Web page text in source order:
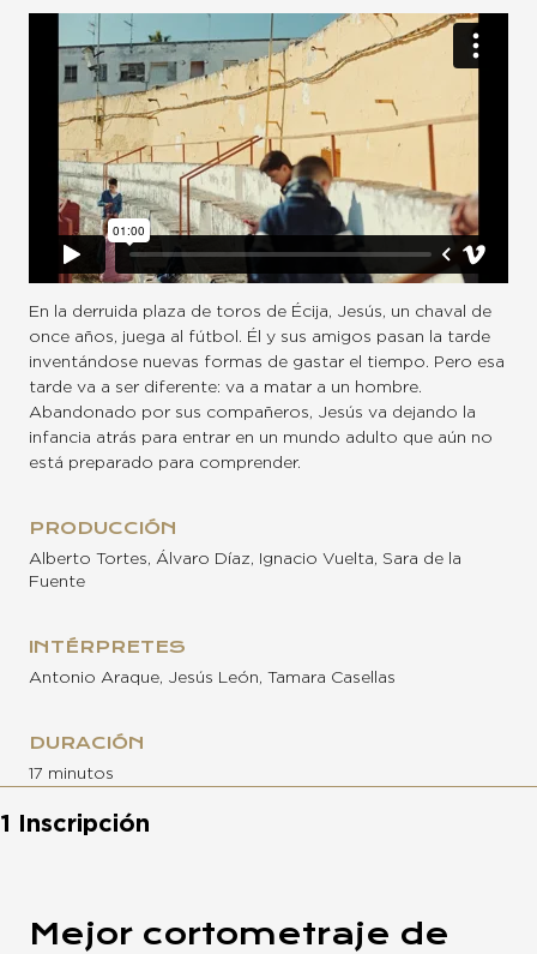
En la derruida plaza de toros de Écija, Jesús, un chaval de
once años, juega al fútbol. Él y sus amigos pasan la tarde
inventándose nuevas formas de gastar el tiempo. Pero esa
tarde va a ser diferente: va a matar a un hombre.
Abandonado por sus compañeros, Jesús va dejando la
infancia atrás para entrar en un mundo adulto que aún no
está preparado para comprender.
PRODUCCIÓN
Alberto Tortes, Álvaro Díaz, Ignacio Vuelta, Sara de la
Fuente
INTÉRPRETES
Antonio Araque, Jesús León, Tamara Casellas
DURACIÓN
17 minutos
1 Inscripción
Mejor cortometraje de